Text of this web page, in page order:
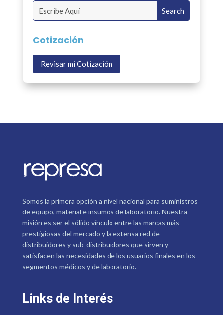
Cotización
Revisar mi Cotización
Somos la primera opción a nivel nacional para suministros
de equipo, material e insumos de laboratorio. Nuestra
misión es ser el sólido vínculo entre las marcas más
prestigiosas del mercado y la extensa red de
distribuidores y sub-distribuidores que sirven y
satisfacen las necesidades de los usuarios finales en los
segmentos médicos y de laboratorio.
Links de Interés